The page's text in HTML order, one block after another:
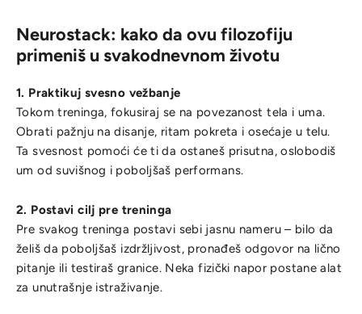
Neurostack: kako da ovu filozofiju
primeniš u svakodnevnom životu
1. Praktikuj svesno vežbanje
Tokom treninga, fokusiraj se na povezanost tela i uma.
Obrati pažnju na disanje, ritam pokreta i osećaje u telu.
Ta svesnost pomoći će ti da ostaneš prisutna, oslobodiš
um od suvišnog i poboljšaš performans.
2. Postavi cilj pre treninga
Pre svakog treninga postavi sebi jasnu nameru – bilo da
želiš da poboljšaš izdržljivost, pronađeš odgovor na lično
pitanje ili testiraš granice. Neka fizički napor postane alat
za unutrašnje istraživanje.